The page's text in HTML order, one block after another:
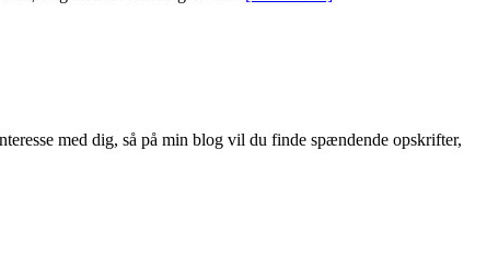
med dig, så på min blog vil du finde spændende opskrifter,